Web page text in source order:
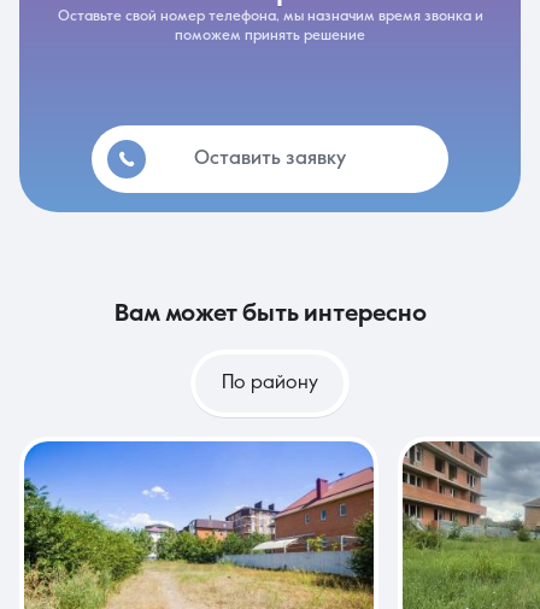
Оставьте свой номер телефона, мы назначим время звонка и
поможем принять решение
Оставить заявку
вам может быть интересно
По району